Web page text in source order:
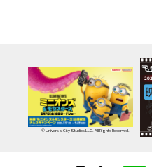
© Universal City Studios LLC. All Rights Reserved.